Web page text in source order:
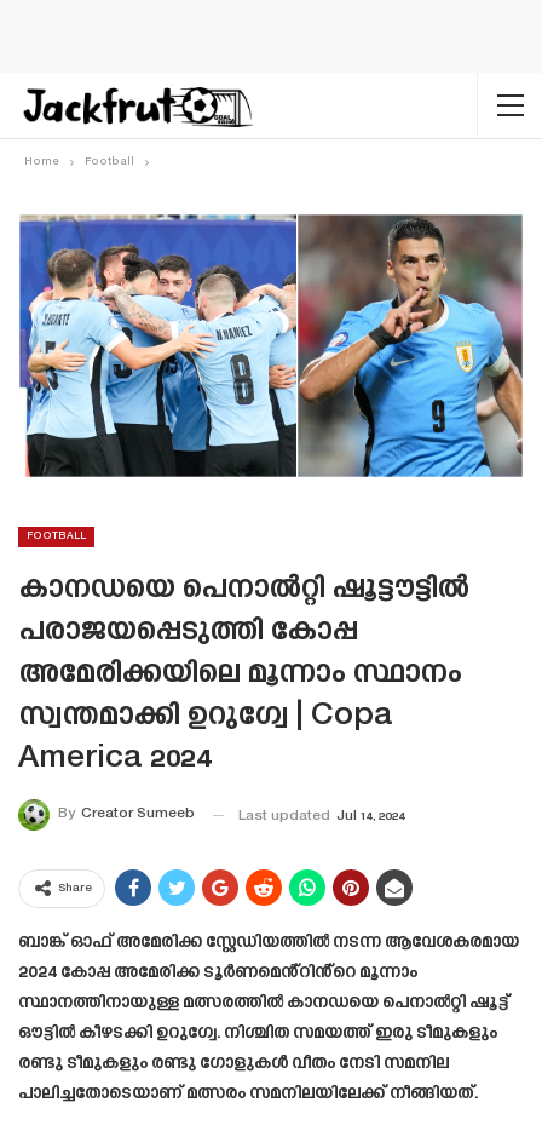
Home Football
FOOTBALL
കാനഡയെ പെനാൽറ്റി ഷൂട്ടൗട്ടിൽ
പരാജയപ്പെടുത്തി കോപ്പ
അമേരിക്കയിലെ മൂന്നാം സ്ഥാനം
സ്വന്തമാക്കി ഉറുഗ്വേ | Copa
America 2024
By Creator Sumeeb Last updated Jul 14, 2024
Share
ബാങ്ക് ഓഫ് അമേരിക്ക സ്റ്റേഡിയത്തിൽ നടന്ന ആവേശകരമായ
2024 കോപ്പ അമേരിക്ക ടൂർണമെൻ്റിൻ്റെ മൂന്നാം
സ്ഥാനത്തിനായുള്ള മത്സരത്തിൽ കാനഡയെ പെനാൽറ്റി ഷൂട്ട്
ഔട്ടിൽ കീഴടക്കി ഉറുഗ്വേ. നിശ്ചിത സമയത്ത് ഇരു ടീമുകളും
രണ്ടു ടീമുകളും രണ്ടു ഗോളുകൾ വീതം നേടി സമനില
പാലിച്ചതോടെയാണ് മത്സരം സമനിലയിലേക്ക് നീങ്ങിയത്.